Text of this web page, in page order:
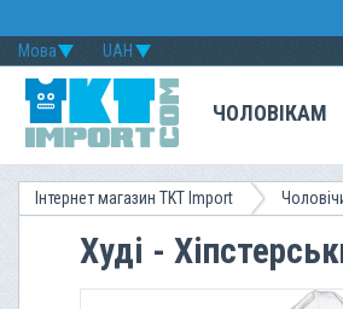
UAH
Мова
ЧОЛОВІКАМ
Інтернет магазин TKT Import
Худі -